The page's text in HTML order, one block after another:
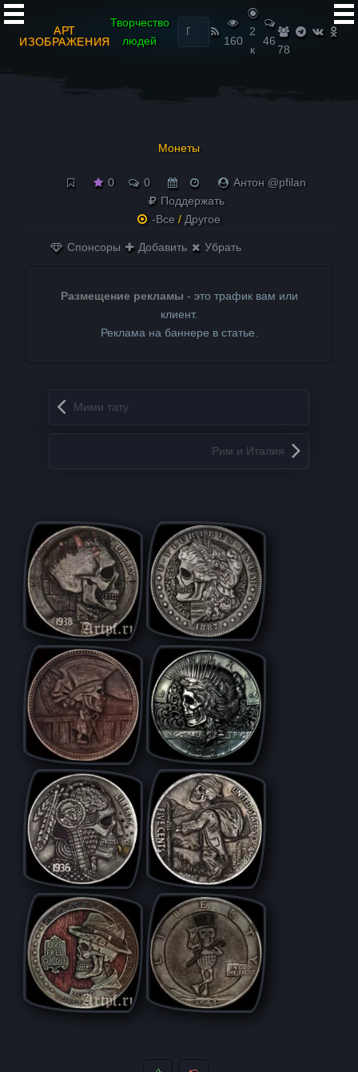
АРТ
ИЗОБРАЖЕНИЯ
Творчество
людей
Найти:
160
2
к
46
78
Монеты
0 0
Антон @pfilan
Поддержать
-Все / Другое
Спонсоры Добавить Убрать
Размещение рекламы - это трафик вам или
клиент.
Реклама на баннере в статье.
Запись навигация
Мими тату
Рим и Италия